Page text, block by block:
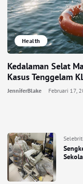
Selebriti
Health
Kedalaman Selat
Kasus Tenggelam
JenniferBlake Februari 17,